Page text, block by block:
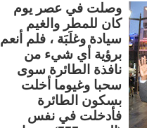
وصلت في عصر يوم
كان للمطر والغيم
سيادة وغلَبَة ، فلم أنعم
برؤية أي شيء من
نافذة الطائرة سوى
سحبا وغيوما أخلت
بسكون الطائرة
فأدخلت في نفس